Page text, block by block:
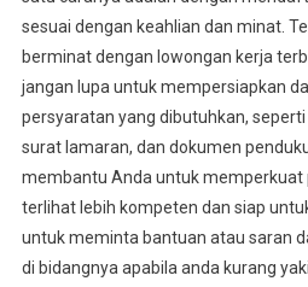
sesuai dengan keahlian dan minat.
berminat dengan lowongan kerja
jangan lupa untuk mempersiapkan
persyaratan yang dibutuhkan, seperti
surat lamaran, dan dokumen
membantu Anda untuk memperkuat
terlihat lebih kompeten dan siap
untuk meminta bantuan atau saran
di bidangnya apabila anda kurang